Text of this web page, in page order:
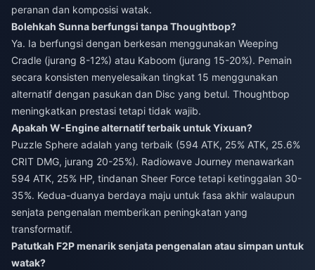
peranan dan komposisi watak.
Bolehkah Sunna berfungsi tanpa Thoughtbop?
Ya. Ia berfungsi dengan berkesan menggunakan Weeping
Cradle (jurang 8-12%) atau Kaboom (jurang 15-20%). Pemain
secara konsisten menyelesaikan tingkat 15 menggunakan
alternatif dengan pasukan dan Disc yang betul. Thoughtbop
meningkatkan prestasi tetapi tidak wajib.
Apakah W-Engine alternatif terbaik untuk Yixuan?
Puzzle Sphere adalah yang terbaik (594 ATK, 25% ATK, 25.6%
CRIT DMG, jurang 20-25%). Radiowave Journey menawarkan
594 ATK, 25% HP, tindanan Sheer Force tetapi ketinggalan 30-
35%. Kedua-duanya berdaya maju untuk fasa akhir walaupun
senjata pengenalan memberikan peningkatan yang
transformatif.
Patutkah F2P menarik senjata pengenalan atau simpan untuk
watak?